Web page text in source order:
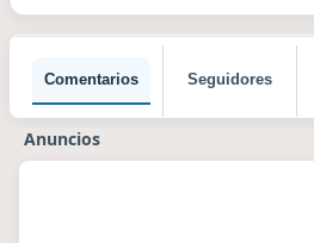
Comentarios Seguidores
Anuncios